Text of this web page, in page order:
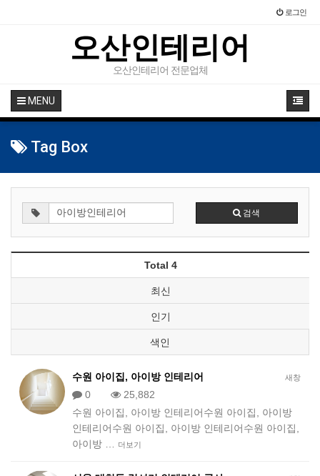
로그인
오산인테리어
오산인테리어 전문업체
MENU
Tag Box
검색
Total 4
최신
인기
색인
새창
수원 아이집, 아이방 인테리어
0
25,882
수원 아이집, 아이방 인테리어수원 아이집, 아이방
인테리어수원 아이집, 아이방 인테리어수원 아이집,
아이방 …
더보기